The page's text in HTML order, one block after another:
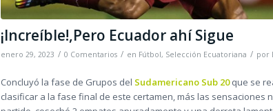
¡Increíble!,Pero Ecuador ahí Sigue
enero 29, 2023 / 0 Comentarios / en Fútbol, Selección Ecuatoriana / por
Concluyó la fase de Grupos del Sudamericano Sub 20que se
clasificar a la fase final de este certamen, más las sensaciones